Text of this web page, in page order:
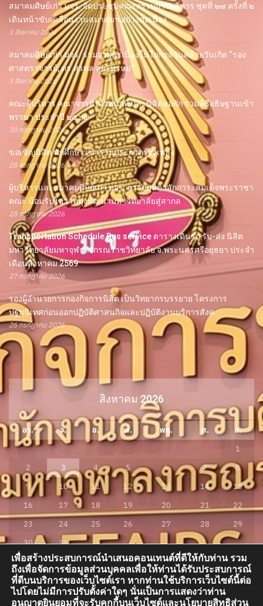
สมาคมศิษย์เก่า มจร. จัดประชุมคณะกรรมการบริหาร ชุดที่ ๒๗ ครั้งที่ ๒
เดินหน้าขับเคลื่อนงานสมาคมฯ อย่างต่อเนื่อง
3 สิงหาคม 2026
สมาคมศิษย์เก่า มจร. ร่วมอวยพรเนื่องในโอกาสวันคล้ายวันเกิด “รอง
ศาสตราจารย์, ดร.สุรพล สุยะพรหม”
3 สิงหาคม 2026
คณะผู้บริหาร คณาจารย์ เจ้าหน้าที่ และนิสิตหอพัก ร่วมพิธีอธิษฐานเข้า
พรรษา ประจำปี ๒๕๖๙
30 กรกฎาคม 2026
ขอเชิญนิสิต นักศึกษา เข้าร่วมประกวดร้องเพลง
28 กรกฎาคม 2026
ผู้บริหารและสมาคมศิษย์เก่า มจร. ถวายมุทิตาสักการะสมเด็จพระราชา
คณะ น้อมรับโอวาทมุ่งพัฒนามหาวิทยาลัยสู่สากล
28 กรกฎาคม 2026
Transportation Schedule Bus service ตารางเดินรถ รับ-ส่ง นิสิต
มหาวิทยาลัยมหาจุฬาลงกรณราชวิทยาลัย จ.พระนครศรีอยุธยา ประจำ
เดือนสิงหาคม 2569
27 กรกฎาคม 2026
รองผู้อำนวยการกองกิจการนิสิต เป็นวิทยากรบรรยาย โครงการ
ปฐมนิเทศก่อนออกปฏิบัติศาสนกิจและปฏิบัติงานบริการสังค
26 กรกฎาคม 2026
สิงหาคม 2026
อา. จ. อ. พ. พฤ. ศ.
ส.
1
2
3 4 5 6 7
8
9
10 11 12 13 14
15
16
17 18 19 20 21
22
23
24 25 26 27 28
29
30
31
« ก.ค.
เพื่อสร้างประสบการณ์นำเสนอคอนเทนต์ที่ดีให้กับท่าน รวม
ถึงเพื่อจัดการข้อมูลส่วนบุคคลเพื่อให้ท่านได้รับประสบการณ์
ที่ดีบนบริการของเว็บไซต์เรา หากท่านใช้บริการเว็บไซต์นี้ต่อ
ไปโดยไม่มีการปรับตั้งค่าใดๆ นั่นเป็นการแสดงว่าท่าน
อนุญาตยินยอมที่จะรับคุกกี้บนเว็บไซต์และนโยบายสิทธิส่วน